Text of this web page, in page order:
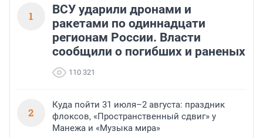
1
ВСУ ударили дронами и
ракетами по одиннадцати
регионам России. Власти
сообщили о погибших и раненых
110 321
2
Куда пойти 31 июля–2 августа: праздник
флоксов, «Пространственный сдвиг» у
Манежа и «Музыка мира»